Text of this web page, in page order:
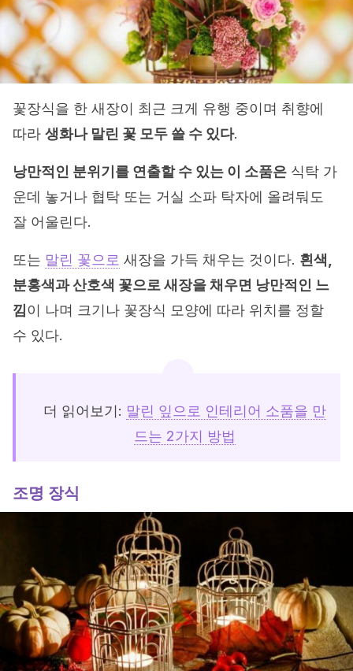
꽃장식을 한 새장이 최근 크게 유행 중이며 취향에
따라 생화나 말린 꽃 모두 쓸 수 있다.
낭만적인 분위기를 연출할 수 있는 이 소품은 식탁 가
운데 놓거나 협탁 또는 거실 소파 탁자에 올려둬도
잘 어울린다.
또는 말린 꽃으로 새장을 가득 채우는 것이다. 흰색,
분홍색과 산호색 꽃으로 새장을 채우면 낭만적인 느
낌 이 나며 크기나 꽃장식 모양에 따라 위치를 정할
수 있다.
더 읽어보기: 말린 잎으로 인테리어 소품을 만
드는 2가지 방법
조명 장식